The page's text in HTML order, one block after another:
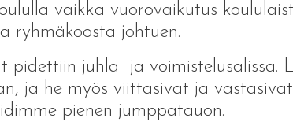
vaikka vuorovaikutus
ryhmäkoosta johtuen.
pidettiin juhla- ja
ja he myös viittasivat ja
pienen jumppatauon.